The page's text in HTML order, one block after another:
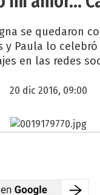
se quedaron
y Paula lo
en las redes
20 dic 2016, 09:00